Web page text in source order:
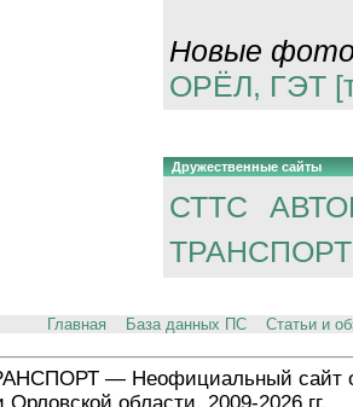
Новые
ОРЁЛ, ГЭТ
Дружественные сайты
СТТС
ТРАНСПОРТ
Главная База данных ПС Статьи и
— Неофициальный сайт
области, 2009-2026 гг.